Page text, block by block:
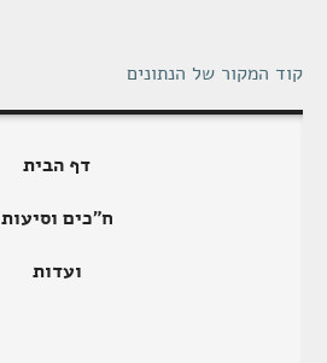
קוד המקור של הנתונים
דף הבית
ח"כים וסיעות
ועדות